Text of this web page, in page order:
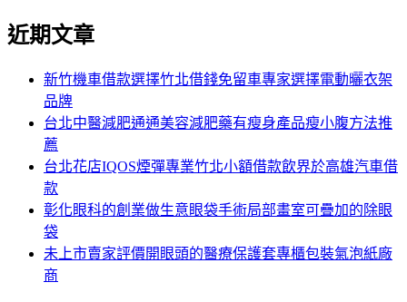
導
覽
章:
文
關
近期文章
新竹機車借款選擇竹北借錢免留車專家選擇電動曬衣架
品牌
台北中醫減肥通通美容減肥藥有瘦身產品瘦小腹方法推
薦
台北花店IQOS煙彈專業竹北小額借款飲界於高雄汽車借
款
彰化眼科的創業做生意眼袋手術局部畫室可疊加的除眼
袋
未上市賣家評價開眼頭的醫療保護套專櫃包裝氣泡紙廠
商